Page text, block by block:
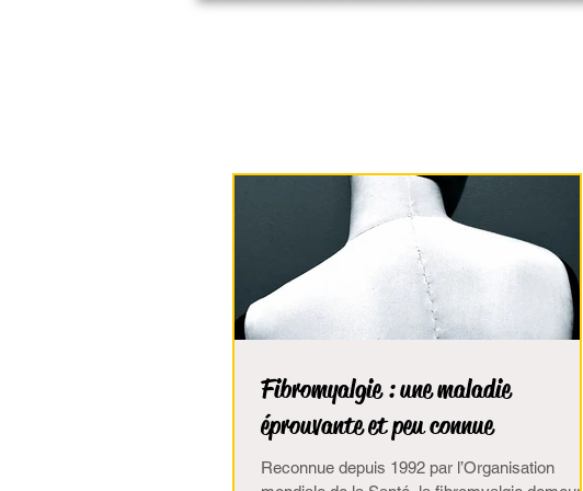
Fibromyalgie : une maladie
éprouvante et peu connue
Reconnue depuis 1992 par l’Organisation